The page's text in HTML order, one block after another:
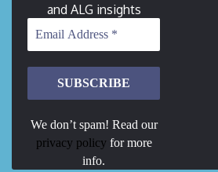
and ALG insights
We don’t spam! Read our
privacy policy for more
info.